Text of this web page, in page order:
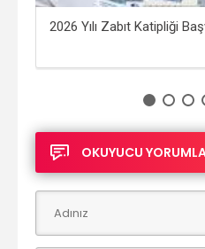
2026 Yılı Zabıt Katipliği
OKUYUCU